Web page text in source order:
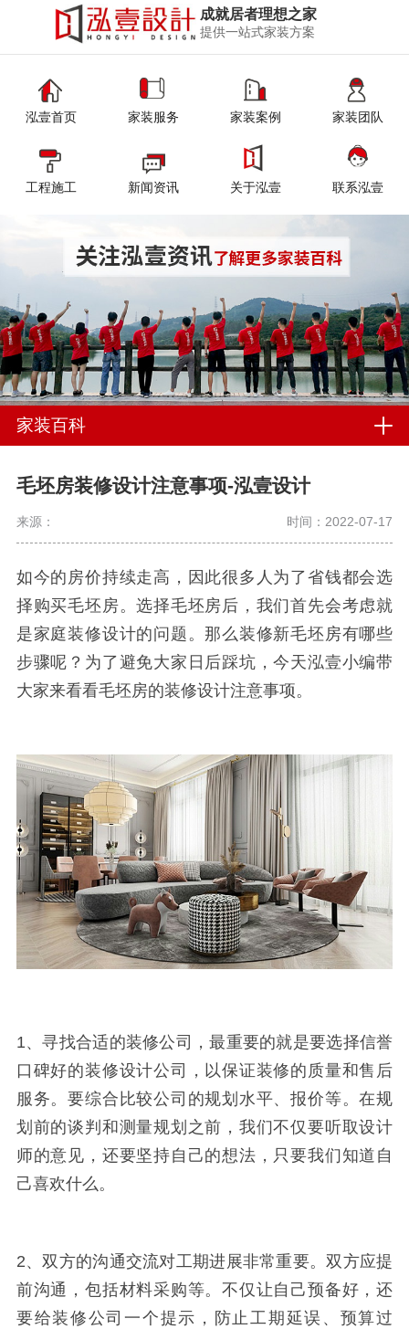
成就居者理想之家
提供一站式家装方案
泓壹首页 家装服务 家装案例 家装团队
工程施工 新闻资讯 关于泓壹 联系泓壹
家装百科
毛坯房装修设计注意事项-泓壹设计
来源： 时间：2022-07-17
如今的房价持续走高，因此很多人为了省钱都会选
择购买毛坯房。选择毛坯房后，我们首先会考虑就
是家庭装修设计的问题。那么装修新毛坯房有哪些
步骤呢？为了避免大家日后踩坑，今天泓壹小编带
大家来看看毛坯房的装修设计注意事项。
1、寻找合适的装修公司，最重要的就是要选择信誉
口碑好的装修设计公司，以保证装修的质量和售后
服务。要综合比较公司的规划水平、报价等。在规
划前的谈判和测量规划之前，我们不仅要听取设计
师的意见，还要坚持自己的想法，只要我们知道自
己喜欢什么。
2、双方的沟通交流对工期进展非常重要。双方应提
前沟通，包括材料采购等。不仅让自己预备好，还
要给装修公司一个提示，防止工期延误、预算过